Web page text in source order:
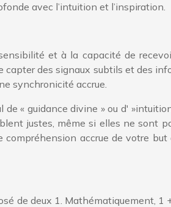
avec l’intuition et l’inspiration.
et à la capacité de
des signaux subtils et des
synchronicité accrue.
« guidance divine » ou d'
justes, même si elles ne sont
compréhension accrue de votre
de deux 1. Mathématiquement,